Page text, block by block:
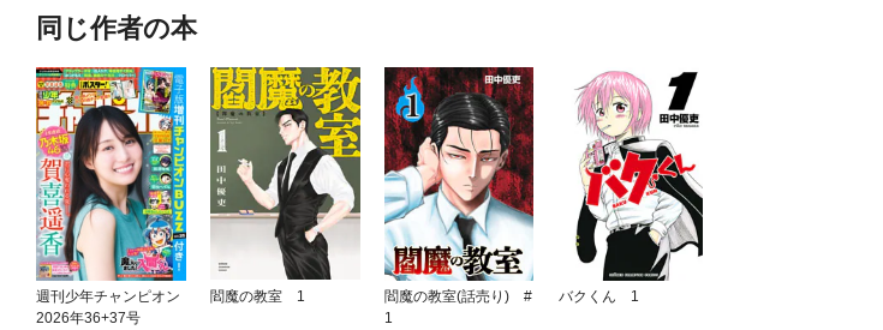
同じ作者の本
週刊少年チャンピオン
2026年36+37号
閻魔の教室 1
閻魔の教室(話売り) #
1
バクくん 1